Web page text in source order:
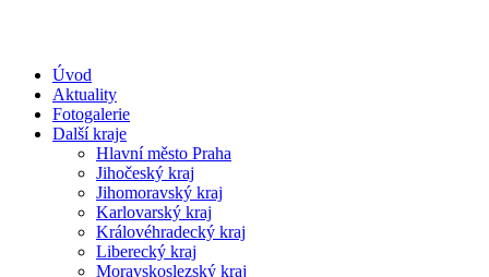
Úvod
Aktuality
Fotogalerie
Další kraje
Hlavní město Praha
Jihočeský kraj
Jihomoravský kraj
Karlovarský kraj
Královéhradecký kraj
Liberecký kraj
Moravskoslezský kraj